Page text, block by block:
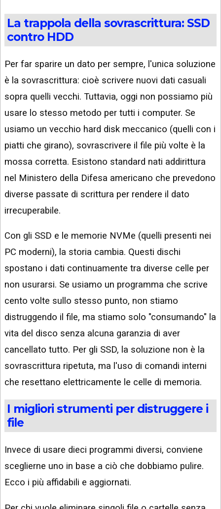
La trappola della sovrascrittura: SSD
contro HDD
Per far sparire un dato per sempre, l'unica soluzione
è la sovrascrittura: cioè scrivere nuovi dati casuali
sopra quelli vecchi. Tuttavia, oggi non possiamo più
usare lo stesso metodo per tutti i computer. Se
usiamo un vecchio hard disk meccanico (quelli con i
piatti che girano), sovrascrivere il file più volte è la
mossa corretta. Esistono standard nati addirittura
nel Ministero della Difesa americano che prevedono
diverse passate di scrittura per rendere il dato
irrecuperabile.
Con gli SSD e le memorie NVMe (quelli presenti nei
PC moderni), la storia cambia. Questi dischi
spostano i dati continuamente tra diverse celle per
non usurarsi. Se usiamo un programma che scrive
cento volte sullo stesso punto, non stiamo
distruggendo il file, ma stiamo solo "consumando" la
vita del disco senza alcuna garanzia di aver
cancellato tutto. Per gli SSD, la soluzione non è la
sovrascrittura ripetuta, ma l'uso di comandi interni
che resettano elettricamente le celle di memoria.
I migliori strumenti per distruggere i
file
Invece di usare dieci programmi diversi, conviene
sceglierne uno in base a ciò che dobbiamo pulire.
Ecco i più affidabili e aggiornati.